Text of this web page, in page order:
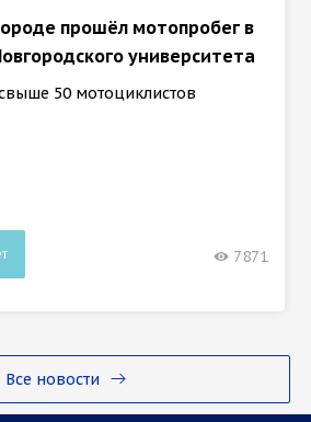
Все новости
прошёл мотопробег в
университета
50 мотоциклистов
7871